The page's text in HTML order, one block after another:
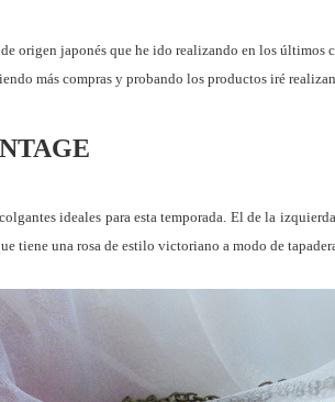
origen japonés que he ido realizando en los últimos
más compras y probando los productos iré
ideales para esta temporada. El de la
tiene una rosa de estilo victoriano a modo de